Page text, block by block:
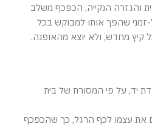
והגזרה הנקייה, הכפכף משלב
זמני שהפך אותו למבוקש בכל
קיץ מחדש, ולא יוצא מהאופנה.
יד, על פי המסורת של בית
את עצמו לכף הרגל, כך שהכפכף